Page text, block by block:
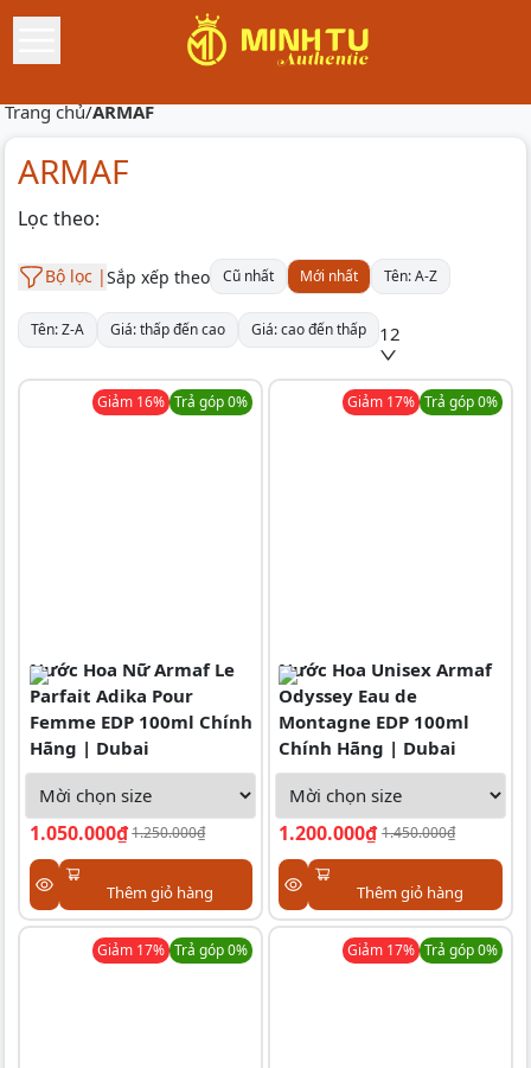
Trang chủ/ARMAF
ARMAF
Lọc theo:
Bộ lọc |Sắp xếp theo Cũ nhất Mới nhất Tên: A-Z
Tên: Z-A Giá: thấp đến cao Giá: cao đến thấp 12
Giảm 16% Trả góp 0%
Nước Hoa Nữ Armaf Le
Parfait Adika Pour
Femme EDP 100ml Chính
Hãng | Dubai
1.050.000₫ 1.250.000₫
Thêm giỏ hàng
Giảm 17% Trả góp 0%
Nước Hoa Unisex Armaf
Odyssey Eau de
Montagne EDP 100ml
Chính Hãng | Dubai
1.200.000₫ 1.450.000₫
Thêm giỏ hàng
Giảm 17% Trả góp 0% Giảm 17% Trả góp 0%